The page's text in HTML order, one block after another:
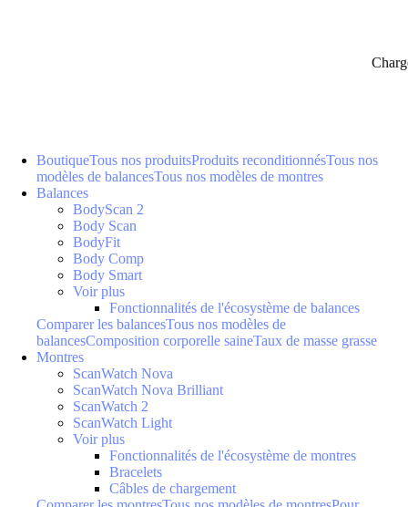
BoutiqueTous nos produitsProduits reconditionnésTous nos
modèles de balancesTous nos modèles de montres
Balances
BodyScan 2
Body Scan
BodyFit
Body Comp
Body Smart
Voir plus
Fonctionnalités de l'écosystème de balances
Comparer les balancesTous nos modèles de
balancesComposition corporelle saineTaux de masse grasse
Montres
ScanWatch Nova
ScanWatch Nova Brilliant
ScanWatch 2
ScanWatch Light
Voir plus
Fonctionnalités de l'écosystème de montres
Bracelets
Câbles de chargement